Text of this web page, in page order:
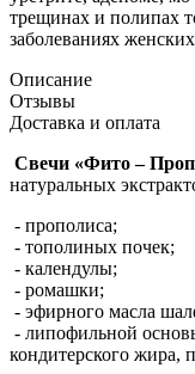
трещинах и полипах
заболеваниях
Описание
Отзывы
Доставка и оплата
Свечи «Фито –
натуральных
- прополиса;
- тополиных почек;
- календулы;
- ромашки;
- эфирного масла
- липофильной
кондитерского жира,